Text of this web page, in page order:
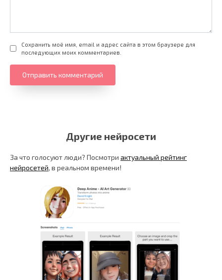
Сохранить моё имя, email и адрес сайта в этом браузере для
последующих моих комментариев.
Другие нейросети
За что голосуют люди? Посмотри актуальный рейтинг
нейросетей, в реальном времени!